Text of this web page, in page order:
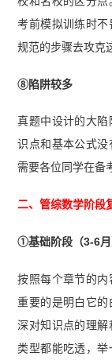
考前模拟训练时
规范的步骤去攻克
⑧陷阱较多
真题中设计的大
识点和基本公式
需要各位同学在备
二、管综数学阶段
①基础阶段（3-6月
按照每个章节的
重要的是明白它
深对知识点的理
类型都能吃透，